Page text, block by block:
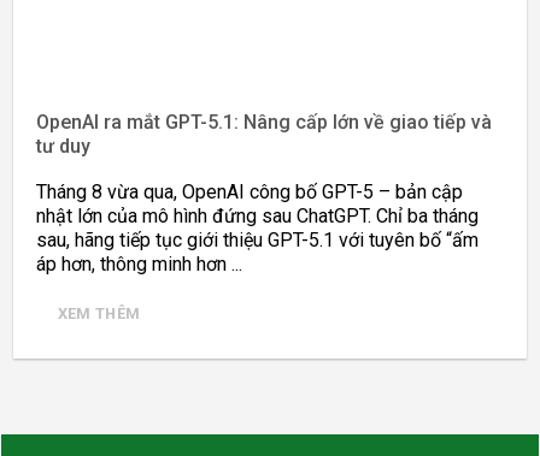
OpenAI ra mắt GPT-5.1: Nâng cấp lớn về giao tiếp và
tư duy
Tháng 8 vừa qua, OpenAI công bố GPT-5 – bản cập
nhật lớn của mô hình đứng sau ChatGPT. Chỉ ba tháng
sau, hãng tiếp tục giới thiệu GPT-5.1 với tuyên bố “ấm
áp hơn, thông minh hơn ...
XEM THÊM